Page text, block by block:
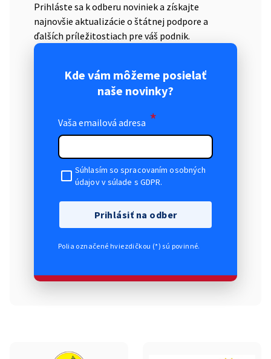
Prihláste sa k odberu noviniek a získajte
najnovšie aktualizácie o štátnej podpore a
ďalších príležitostiach pre váš podnik.
Kde vám môžeme posielať
naše novinky?
Vaša emailová adresa *
Súhlasím so spracovaním osobných
údajov v súlade s GDPR.
Prihlásiť na odber
Polia označené hviezdičkou (*) sú povinné.